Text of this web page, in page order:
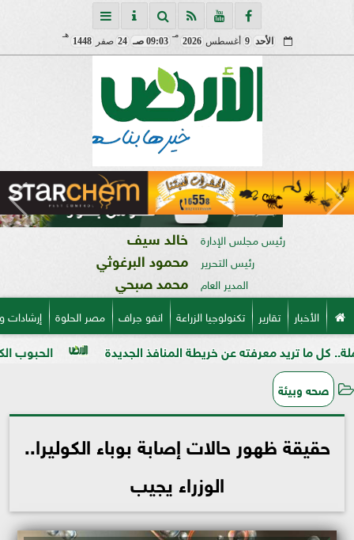
الأحد 9 أغسطس2026
مـ
09:03 صـ 24 صفر1448
هـ
رئيس مجلس الإدارة خالد سيف
رئيس التحرير محمود البرغوثي
المدير العام محمد صبحي
الأخبار تقارير تكنولوجيا الزراعة انفو جراف مصر الحلوة
الحبوب الكاملة معرفته عن خريطة المنافذ الجديدة
صحه وبيئة
حقيقة ظهور حالات إصابة بوباء الكوليرا..
الوزراء يجيب